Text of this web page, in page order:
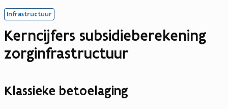
Infrastructuur
Kerncijfers subsidieberekening
zorginfrastructuur
Klassieke betoelaging